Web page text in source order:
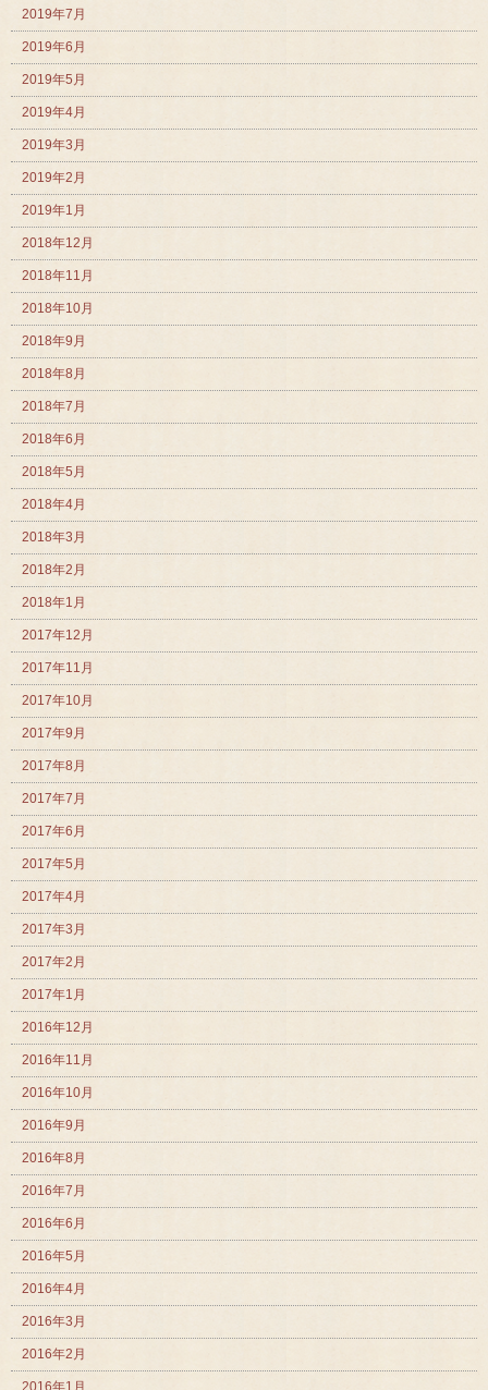
2019年7月
2019年6月
2019年5月
2019年4月
2019年3月
2019年2月
2019年1月
2018年12月
2018年11月
2018年10月
2018年9月
2018年8月
2018年7月
2018年6月
2018年5月
2018年4月
2018年3月
2018年2月
2018年1月
2017年12月
2017年11月
2017年10月
2017年9月
2017年8月
2017年7月
2017年6月
2017年5月
2017年4月
2017年3月
2017年2月
2017年1月
2016年12月
2016年11月
2016年10月
2016年9月
2016年8月
2016年7月
2016年6月
2016年5月
2016年4月
2016年3月
2016年2月
2016年1月